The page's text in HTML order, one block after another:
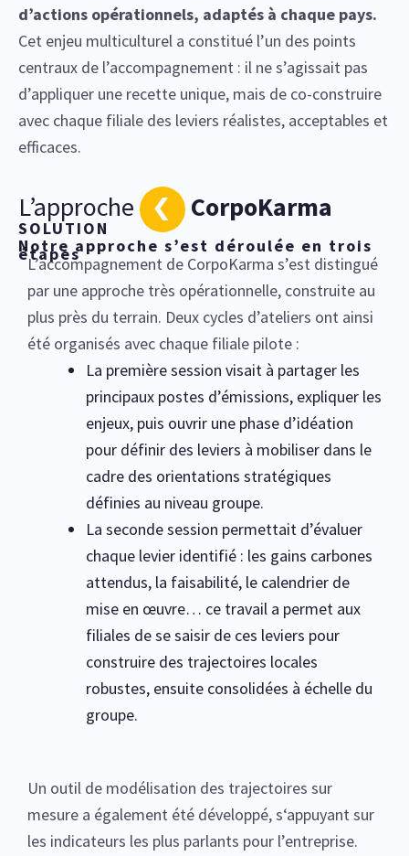
d’actions opérationnels, adaptés à chaque pays.
Cet enjeu multiculturel a constitué l’un des points
centraux de l’accompagnement : il ne s’agissait pas
d’appliquer une recette unique, mais de co-construire
avec chaque filiale des leviers réalistes, acceptables et
efficaces.
SOLUTION
L’approche CorpoKarma
Notre approche s’est déroulée en trois
étapes
L’accompagnement de CorpoKarma s’est distingué
par une approche très opérationnelle, construite au
plus près du terrain. Deux cycles d’ateliers ont ainsi
été organisés avec chaque filiale pilote :
La première session visait à partager les
principaux postes d’émissions, expliquer les
enjeux, puis ouvrir une phase d’idéation
pour définir des leviers à mobiliser dans le
cadre des orientations stratégiques
définies au niveau groupe.
La seconde session permettait d’évaluer
chaque levier identifié : les gains carbones
attendus, la faisabilité, le calendrier de
mise en œuvre… ce travail a permet aux
filiales de se saisir de ces leviers pour
construire des trajectoires locales
robustes, ensuite consolidées à échelle du
groupe.
Un outil de modélisation des trajectoires sur
mesure a également été développé, s‘appuyant sur
les indicateurs les plus parlants pour l’entreprise.